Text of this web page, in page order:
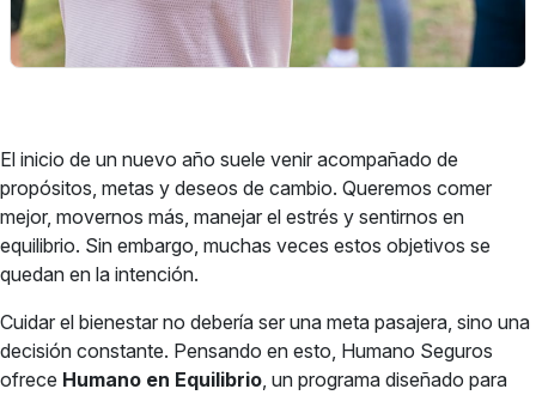
El inicio de un nuevo año suele venir acompañado de
propósitos, metas y deseos de cambio. Queremos comer
mejor, movernos más, manejar el estrés y sentirnos en
equilibrio. Sin embargo, muchas veces estos objetivos se
quedan en la intención.
Cuidar el bienestar no debería ser una meta pasajera, sino una
decisión constante. Pensando en esto, Humano Seguros
ofrece Humano en Equilibrio, un programa diseñado para